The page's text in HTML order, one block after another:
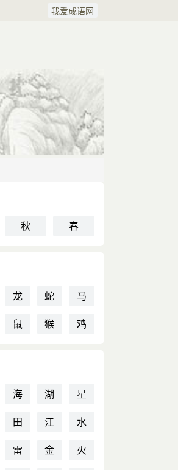
我爱成语网
秋 春
龙 蛇
马
鼠 猴 鸡
海 湖
星
田 江
水
雷 金
火